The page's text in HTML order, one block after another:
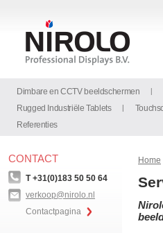
Dimbare en CCTV beeldschermen
Rugged Industriële Tablets
Referenties
CONTACT
T +31(0)183 50 50 64
verkoop@nirolo.nl
Contactpagina
Home